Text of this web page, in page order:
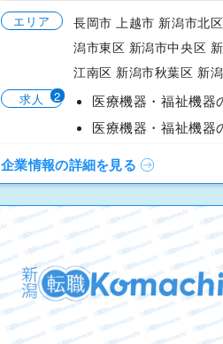
エリア
長岡市 上越市 新潟市北
潟市東区 新潟市中央区
江南区 新潟市秋葉区 新
求人 2
企業情報の詳細を見る